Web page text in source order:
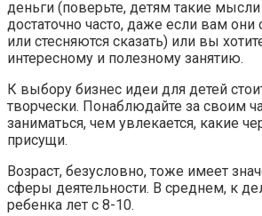
деньги (поверьте, детям такие
достаточно часто, даже если вам они
или стесняются сказать) или вы
интересному и полезному занятию.
К выбору бизнес идеи для детей
творчески. Понаблюдайте за своим
заниматься, чем увлекается, какие
присущи.
Возраст, безусловно, тоже имеет
сферы деятельности. В среднем, к
ребенка лет с 8-10.